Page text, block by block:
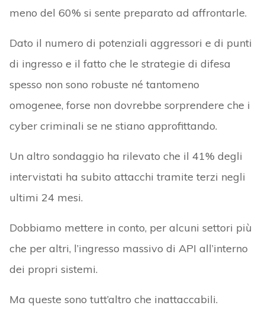
meno del 60% si sente preparato ad affrontarle.
Dato il numero di potenziali aggressori e di punti
di ingresso e il fatto che le strategie di difesa
spesso non sono robuste né tantomeno
omogenee, forse non dovrebbe sorprendere che i
cyber criminali se ne stiano approfittando.
Un altro sondaggio ha rilevato che il 41% degli
intervistati ha subito attacchi tramite terzi negli
ultimi 24 mesi.
Dobbiamo mettere in conto, per alcuni settori più
che per altri, l’ingresso massivo di API all’interno
dei propri sistemi.
Ma queste sono tutt’altro che inattaccabili.